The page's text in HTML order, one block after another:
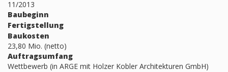
11/2013
Baubeginn
Fertigstellung
Baukosten
23,80 Mio. (netto)
Auftragsumfang
Wettbewerb (in ARGE mit Holzer Kobler Architekturen GmbH)